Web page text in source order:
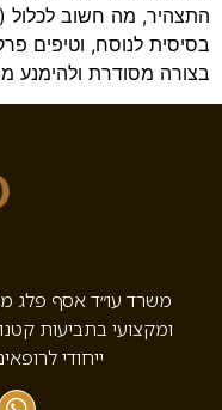
התצהיר, מה חשוב לכלול
בסיסית לנוסח, וטיפים
בצורה מסודרת ולהימנע
משרד עו״ד אסף פלג
ומקצועי בתביעות
ייחודי